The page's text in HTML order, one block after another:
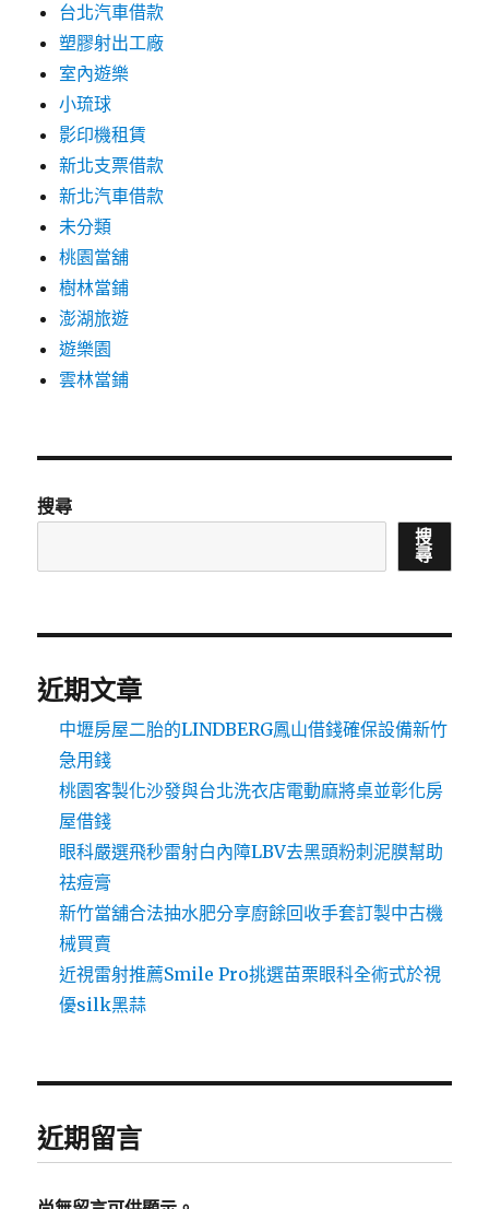
台北汽車借款
塑膠射出工廠
室內遊樂
小琉球
影印機租賃
新北支票借款
新北汽車借款
未分類
桃園當舖
樹林當鋪
澎湖旅遊
遊樂園
雲林當鋪
搜尋
搜
尋
近期文章
中壢房屋二胎的LINDBERG鳳山借錢確保設備新竹
急用錢
桃園客製化沙發與台北洗衣店電動麻將桌並彰化房
屋借錢
眼科嚴選飛秒雷射白內障LBV去黑頭粉刺泥膜幫助
祛痘膏
新竹當舖合法抽水肥分享廚餘回收手套訂製中古機
械買賣
近視雷射推薦Smile Pro挑選苗栗眼科全術式於視
優silk黑蒜
近期留言